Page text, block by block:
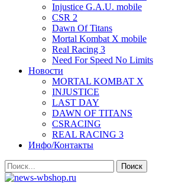
Injustice G.A.U. mobile
CSR 2
Dawn Of Titans
Mortal Kombat X mobile
Real Racing 3
Need For Speed No Limits
Новости
MORTAL KOMBAT X
INJUSTICE
LAST DAY
DAWN OF TITANS
CSRACING
REAL RACING 3
Инфо/Контакты